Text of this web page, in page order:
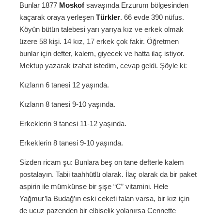
Bunlar 1877 Moskof savaşında Erzurum bölgesinden
kaçarak oraya yerleşen Türkler. 66 evde 390 nüfus.
Köyün bütün talebesi yarı yarıya kız ve erkek olmak
üzere 58 kişi. 14 kız, 17 erkek çok fakir. Öğretmen
bunlar için defter, kalem, giyecek ve hatta ilaç istiyor.
Mektup yazarak izahat istedim, cevap geldi. Şöyle ki:
Kızların 6 tanesi 12 yaşında.
Kızların 8 tanesi 9-10 yaşında.
Erkeklerin 9 tanesi 11-12 yaşında.
Erkeklerin 8 tanesi 9-10 yaşında.
Sizden ricam şu: Bunlara beş on tane defterle kalem
postalayın. Tabii taahhütlü olarak. İlaç olarak da bir paket
aspirin ile mümkünse bir şişe “C” vitamini. Hele
Yağmur’la Budağ’ın eski ceketi falan varsa, bir kız için
de ucuz pazenden bir elbiselik yolanırsa Cennette